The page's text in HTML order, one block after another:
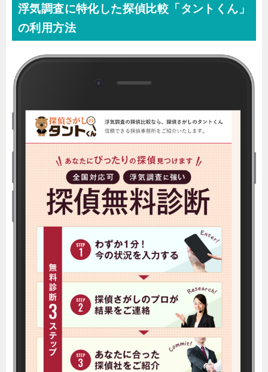
浮気調査に特化した探偵比較「タントくん」
の利用方法